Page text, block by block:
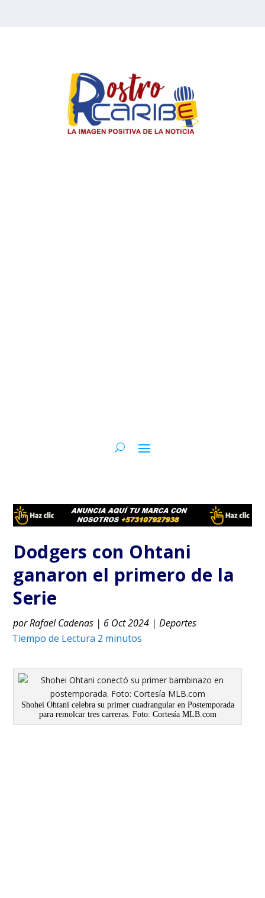
Dodgers con Ohtani
ganaron el primero de la
Serie
porRafael Cadenas | 6 Oct 2024 |Deportes
Shohei Ohtani celebra su primer cuadrangular en Postemporada
para remolcar tres carreras. Foto: Cortesía MLB.com